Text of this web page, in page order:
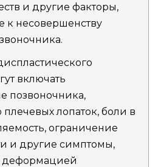
и другие факторы,
к несовершенству
включать
позвоночника,
плечевых лопаток, боли в
ограничение
и другие симптомы,
деформацией